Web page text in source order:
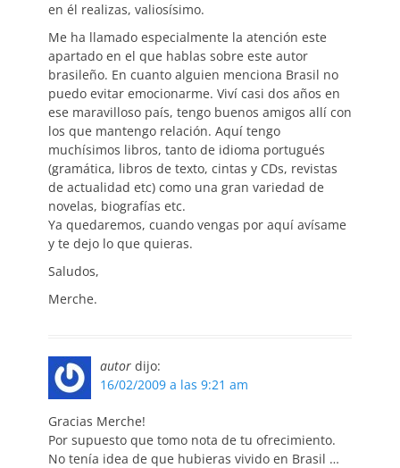
en él realizas, valiosísimo.
Me ha llamado especialmente la atención este
apartado en el que hablas sobre este autor
brasileño. En cuanto alguien menciona Brasil no
puedo evitar emocionarme. Viví casi dos años en
ese maravilloso país, tengo buenos amigos allí con
los que mantengo relación. Aquí tengo
muchísimos libros, tanto de idioma portugués
(gramática, libros de texto, cintas y CDs, revistas
de actualidad etc) como una gran variedad de
novelas, biografías etc.
Ya quedaremos, cuando vengas por aquí avísame
y te dejo lo que quieras.
Saludos,
Merche.
autor dijo:
16/02/2009 a las 9:21 am
Gracias Merche!
Por supuesto que tomo nota de tu ofrecimiento.
No tenía idea de que hubieras vivido en Brasil …